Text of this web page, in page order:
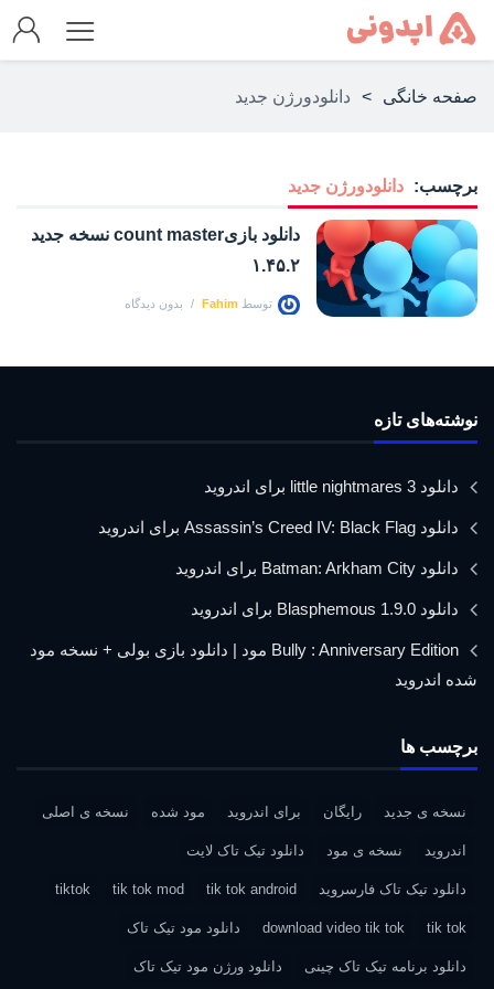
صفحه خانگی > دانلودورژن جدید
برچسب: دانلودورژن جدید
دانلود بازیcount master نسخه جدید
۱.۴۵.۲
توسط Fahim بدون دیدگاه
نوشته‌های تازه
دانلود little nightmares 3 برای اندروید
دانلود Assassin’s Creed IV: Black Flag برای اندروید
دانلود Batman: Arkham City برای اندروید
دانلود Blasphemous 1.9.0 برای اندروید
Bully : Anniversary Edition مود | دانلود بازی بولی + نسخه مود
شده اندروید
برچسب ها
نسخه ی جدید رایگان برای اندروید مود شده نسخه ی اصلی
اندروید نسخه ی مود دانلود تیک تاک لایت
دانلود تیک تاک فارسروید tik tok android
tik tok mod
tiktok
tik tok
download video tik tok دانلود مود تیک تاک
دانلود برنامه تیک تاک چینی دانلود ورژن مود تیک تاک